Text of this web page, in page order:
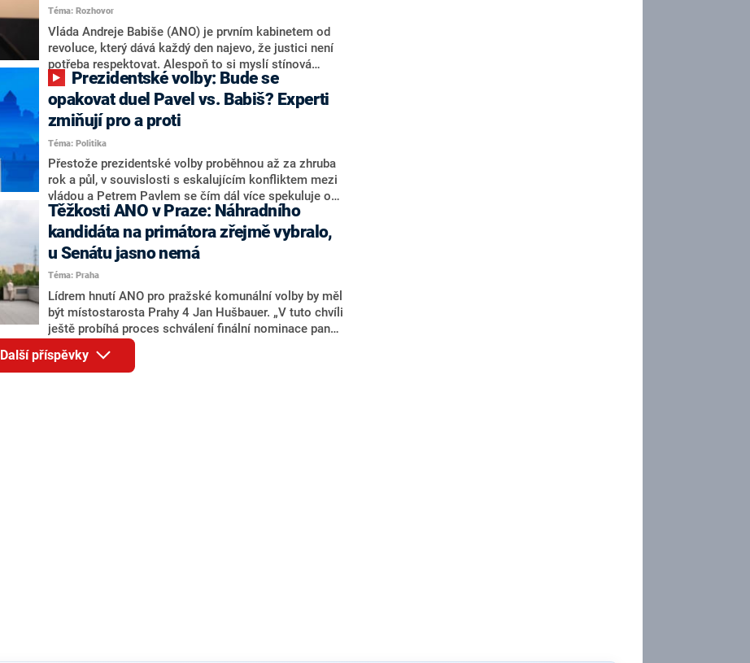
Motoristy Filip Turek. Politolog Jan Kubáček nicméně
o případné kandidatuře kohokoliv ze zmíněné trojice
značně pochybuje. Podle něj současná koalice dosud
nemá osobu, která by Pavlovi mohla konkurovat.
Téma: Rozhovor
Vláda Andreje Babiše (ANO) je prvním kabinetem od
revoluce, který dává každý den najevo, že justici není
potřeba respektovat. Alespoň to si myslí stínová
ministryně spravedlnosti ODS Eva Decroix. V
rozhovoru pro CNN Prima NEWS si nebrala servítky
ohledně politického výkonu svého nástupce Jeronýma
Tejce (za ANO) či vládní zmocněnkyně pro lidská
práva Taťány Malé (ANO). Označením „svoloč“ na
adresu vlády prý byla ještě hodná. Decroix se také
vrátila k volební porážce koalice Spolu či promluvila o
hnutí Naše Česko Martina Kuby.
opakovat duel Pavel vs. Babiš? Experti
zmiňují pro a proti
Téma: Politika
Přestože prezidentské volby proběhnou až za zhruba
rok a půl, v souvislosti s eskalujícím konfliktem mezi
vládou a Petrem Pavlem se čím dál více spekuluje o
tom, koho by do bitvy o Hrad mohla vyslat současná
koalice. Někteří političtí komentátoři znovu vytahují
jméno premiéra Andreje Babiše (ANO). Jak moc je
pravděpodobné, že se v prezidentských volbách 2028
bude znovu opakovat souboj z roku 2023?
Těžkosti ANO v Praze: Náhradního
kandidáta na primátora zřejmě vybralo,
u Senátu jasno nemá
Téma: Praha
Lídrem hnutí ANO pro pražské komunální volby by měl
být místostarosta Prahy 4 Jan Hušbauer. „V tuto chvíli
ještě probíhá proces schválení finální nominace pana
Jana Hušbauera Výborem hnutí ANO,“ uvedl pro
redakci místopředseda pražského ANO Martin
Benkovič. O Hušbauerovi se spekulovalo jako o
Další příspěvky